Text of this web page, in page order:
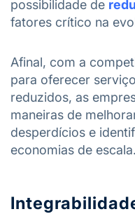
possibilidade de
fatores crítico na
Afinal, com a
para oferecer
reduzidos, as
maneiras de
desperdícios e
economias de escala.